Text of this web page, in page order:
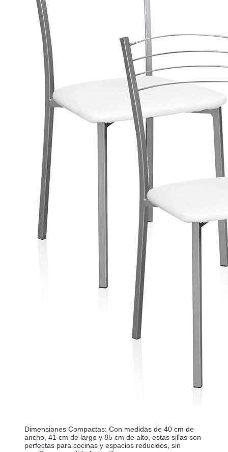
Dimensiones Compactas: Con medidas de 40 cm de
ancho, 41 cm de largo y 85 cm de alto, estas sillas son
perfectas para cocinas y espacios reducidos, sin